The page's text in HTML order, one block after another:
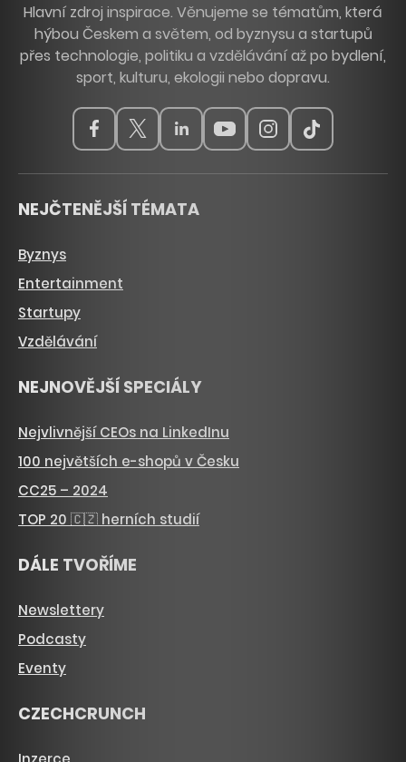
Hlavní zdroj inspirace. Věnujeme se tématům, která
hýbou Českem a světem, od byznysu a startupů
přes technologie, politiku a vzdělávání až po bydlení,
sport, kulturu, ekologii nebo dopravu.
NEJČTENĚJŠÍ TÉMATA
Byznys
Entertainment
Startupy
Vzdělávání
NEJNOVĚJŠÍ SPECIÁLY
Nejvlivnější CEOs na LinkedInu
100 největších e-shopů v Česku
CC25 – 2024
TOP 20 🇨🇿 herních studií
DÁLE TVOŘÍME
Newslettery
Podcasty
Eventy
CZECHCRUNCH